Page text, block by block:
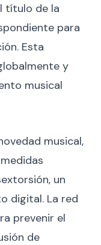
título de la
para
Esta
y
musical
musical,
un
digital. La red
prevenir el
de